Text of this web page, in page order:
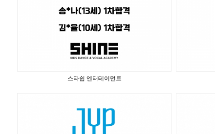
스타쉽 엔터테이먼트